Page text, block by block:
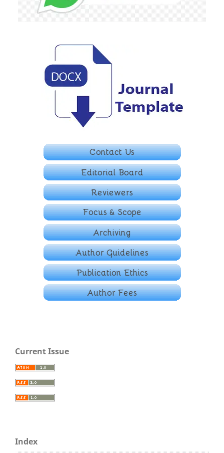
Current Issue
Index